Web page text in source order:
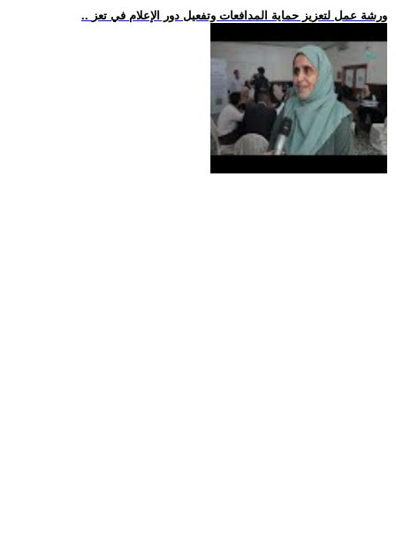
.. ورشة عمل لتعزيز حماية المدافعات وتفعيل دور الإعلام في تعز